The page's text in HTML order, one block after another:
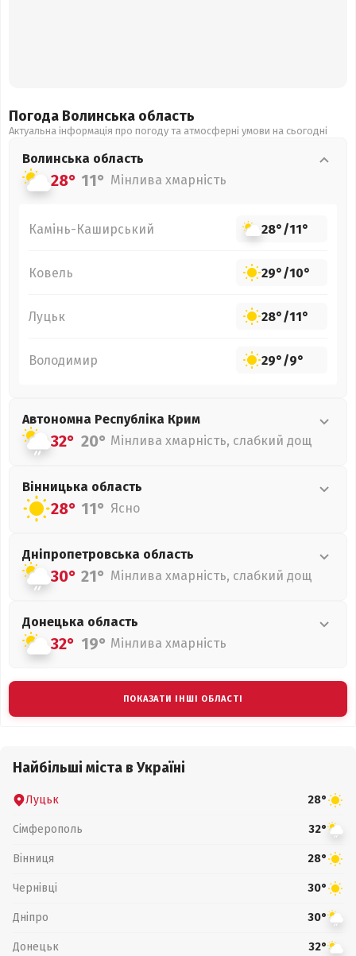
Погода Волинська область
Актуальна інформація про погоду та атмосферні умови на сьогодні
Волинська область
28° 11° Мінлива хмарність
Камінь-Каширський 28°/11°
Ковель 29°/10°
Луцьк 28°/11°
Володимир 29°/9°
Автономна Республіка Крим
32° 20° Мінлива хмарність, слабкий дощ
Вінницька область
28° 11° Ясно
Дніпропетровська область
30° 21° Мінлива хмарність, слабкий дощ
Донецька область
32° 19° Мінлива хмарність
ПОКАЗАТИ ІНШІ ОБЛАСТІ
Найбільші міста в Україні
Луцьк 28°
Сімферополь 32°
Вінниця 28°
Чернівці 30°
Дніпро 30°
Донецьк 32°